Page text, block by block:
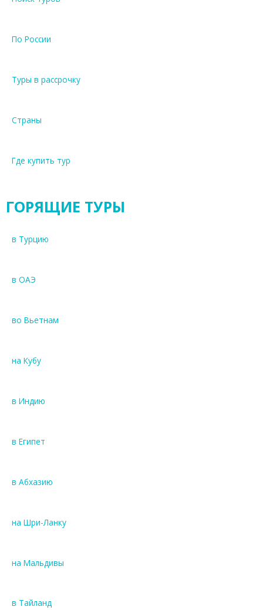
По России
Туры в рассрочку
Страны
Где купить тур
ГОРЯЩИЕ ТУРЫ
в Турцию
в ОАЭ
во Вьетнам
на Кубу
в Индию
в Египет
в Абхазию
на Шри-Ланку
на Мальдивы
в Тайланд